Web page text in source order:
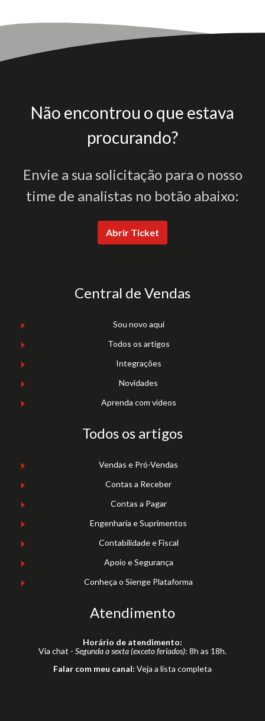
Não encontrou o que estava
procurando?
Envie a sua solicitação para o nosso
time de analistas no botão abaixo:
Abrir Ticket
Central de Vendas
Sou novo aqui
Todos os artigos
Integrações
Novidades
Aprenda com vídeos
Todos os artigos
Vendas e Pró-Vendas
Contas a Receber
Contas a Pagar
Engenharia e Suprimentos
Contabilidade e Fiscal
Apoio e Segurança
Conheça o Sienge Plataforma
Atendimento
Horário de atendimento:
Via chat - Segunda a sexta (exceto feriados): 8h as 18h.
Falar com meu canal: Veja a lista completa